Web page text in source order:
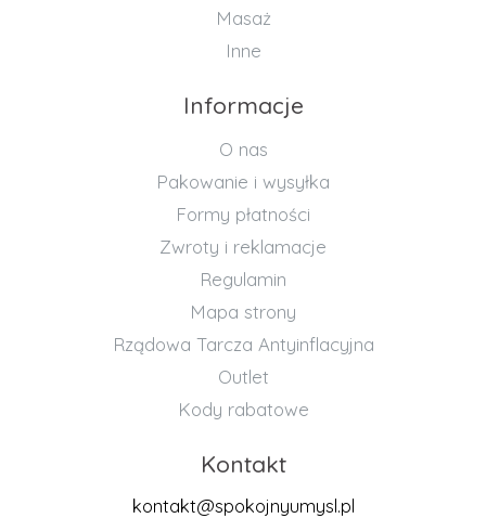
Masaż
Inne
Informacje
O nas
Pakowanie i wysyłka
Formy płatności
Zwroty i reklamacje
Regulamin
Mapa strony
Rządowa Tarcza Antyinflacyjna
Outlet
Kody rabatowe
Kontakt
kontakt@spokojnyumysl.pl